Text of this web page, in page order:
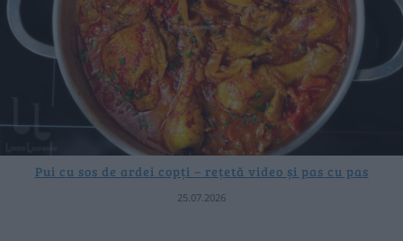
Pui cu sos de ardei copți – rețetă video și pas cu pas
25.07.2026